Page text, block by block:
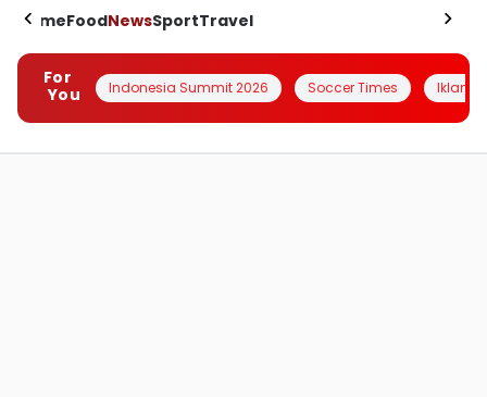
HomeFoodNewsSportTravel
For
You
Indonesia Summit 2026 Soccer Times Iklanin